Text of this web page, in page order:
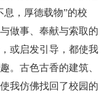
息，厚德载物”的校
做事、奉献与索取的
或启发引导，都使我
。古色古香的建筑、
我仿佛找回了校园的